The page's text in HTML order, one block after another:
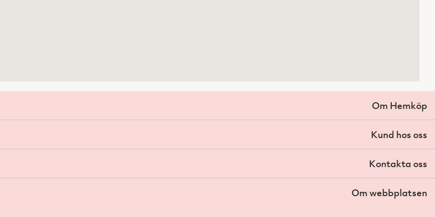
Om Hemköp
Kund hos oss
Kontakta oss
Om webbplatsen